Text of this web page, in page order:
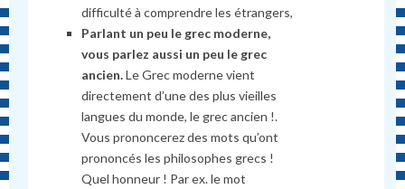
difficulté à comprendre les étrangers,
Parlant un peu le grec moderne,
vous parlez aussi un peu le grec
ancien.Le Grec moderne vient
directement d’une des plus vieilles
langues du monde, le grec ancien !.
Vous prononcerez des mots qu’ont
prononcés les philosophes grecs !
Quel honneur ! Par ex. le mot